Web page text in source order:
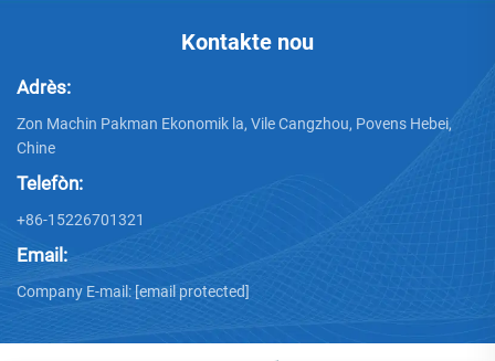
Kontakte nou
Adrès:
Zon Machin Pakman Ekonomik la, Vile Cangzhou, Povens Hebei,
Chine
Telefòn:
+86-15226701321
Email:
Company E-mail: [email protected]